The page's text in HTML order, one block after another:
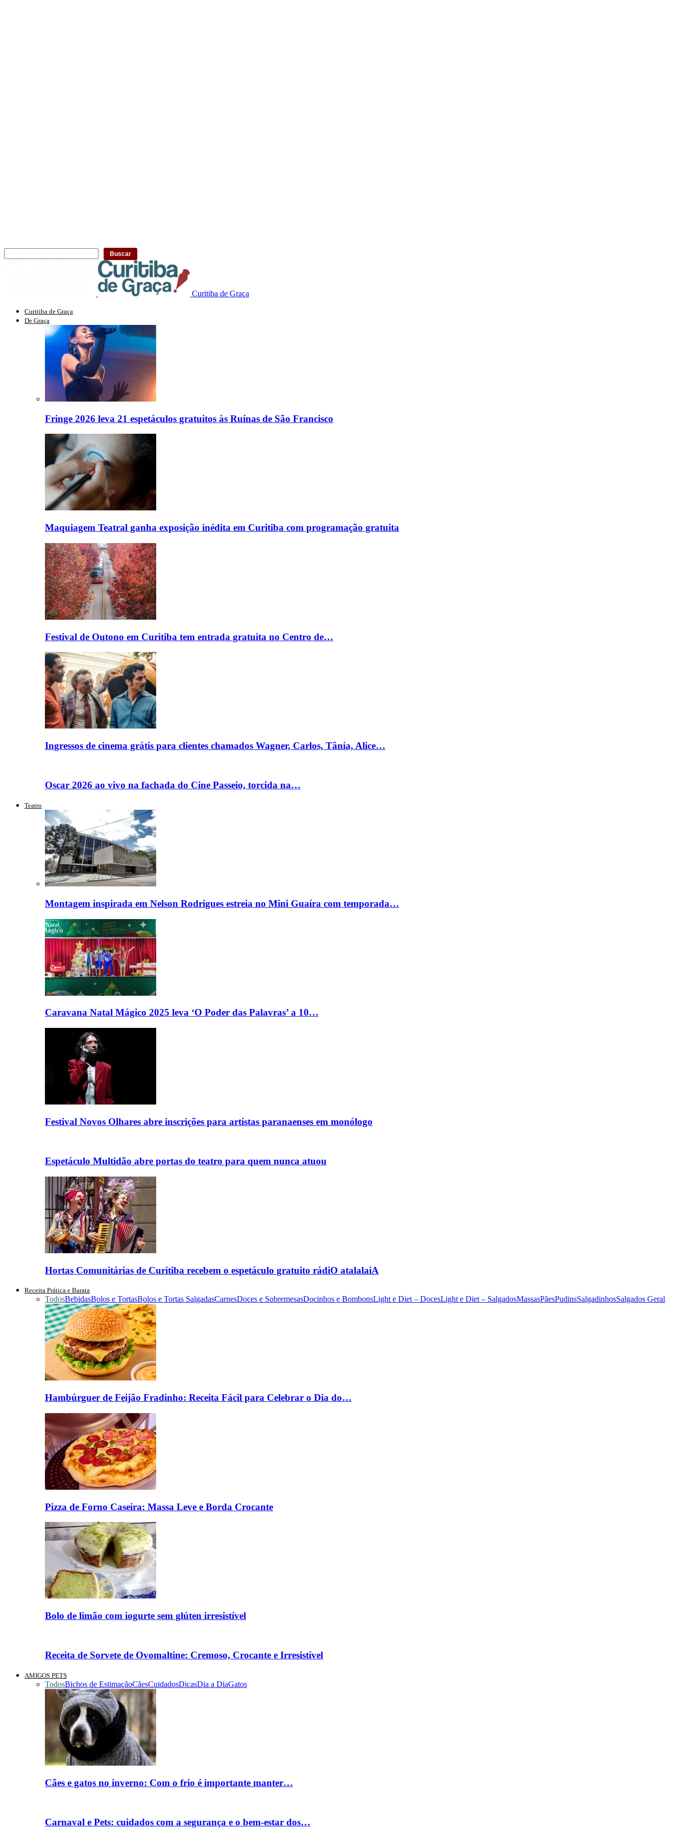
Curitiba de Graça
Curitiba de Graça
De Graça
Fringe 2026 leva 21 espetáculos gratuitos às Ruínas de São Francisco
Maquiagem Teatral ganha exposição inédita em Curitiba com programação gratuita
Festival de Outono em Curitiba tem entrada gratuita no Centro de…
Ingressos de cinema grátis para clientes chamados Wagner, Carlos, Tânia, Alice…
Oscar 2026 ao vivo na fachada do Cine Passeio, torcida na…
Teatro
Montagem inspirada em Nelson Rodrigues estreia no Mini Guaíra com temporada…
Caravana Natal Mágico 2025 leva ‘O Poder das Palavras’ a 10…
Festival Novos Olhares abre inscrições para artistas paranaenses em monólogo
Espetáculo Multidão abre portas do teatro para quem nunca atuou
Hortas Comunitárias de Curitiba recebem o espetáculo gratuito rádiO atalalaiA
Receita Prática e Barata
TodosBebidasBolos e TortasBolos e Tortas SalgadasCarnesDoces e SobremesasDocinhos e BombonsLight e Diet – DocesLight e Diet – SalgadosMassasPãesPudinsSalgadinhosSalgados Geral
Hambúrguer de Feijão Fradinho: Receita Fácil para Celebrar o Dia do…
Pizza de Forno Caseira: Massa Leve e Borda Crocante
Bolo de limão com iogurte sem glúten irresistível
Receita de Sorvete de Ovomaltine: Cremoso, Crocante e Irresistível
AMIGOS PETS
TodosBichos de EstimaçãoCãesCuidadosDicasDia a DiaGatos
Cães e gatos no inverno: Com o frio é importante manter…
Carnaval e Pets: cuidados com a segurança e o bem-estar dos…